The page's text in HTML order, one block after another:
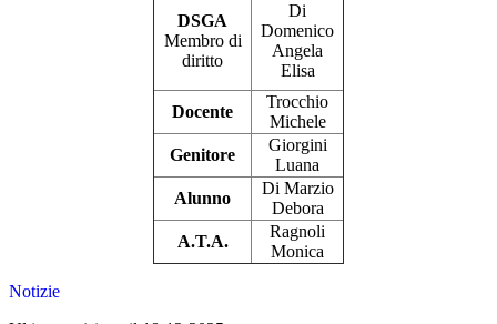
DSGA
Membro di
diritto
Di
Domenico
Angela
Elisa
Docente
Trocchio
Michele
Genitore
Giorgini
Luana
Alunno
Di Marzio
Debora
A.T.A.
Ragnoli
Monica
Notizie